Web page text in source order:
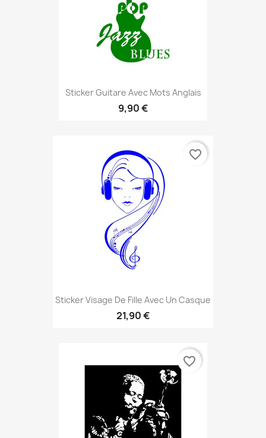
Sticker Guitare Avec Mots Anglais
9,90 €
Sticker Visage De Fille Avec Un Casque
21,90 €
favorite_border
favorite_border